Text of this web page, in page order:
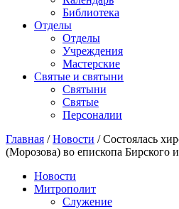
Библиотека
Отделы
Отделы
Учреждения
Мастерские
Святые и святыни
Cвятыни
Cвятые
Персоналии
Главная /Новости /Состоялась
(Морозова) во епископа Бирского
Новости
Митрополит
Служение